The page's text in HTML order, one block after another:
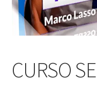
CURSO